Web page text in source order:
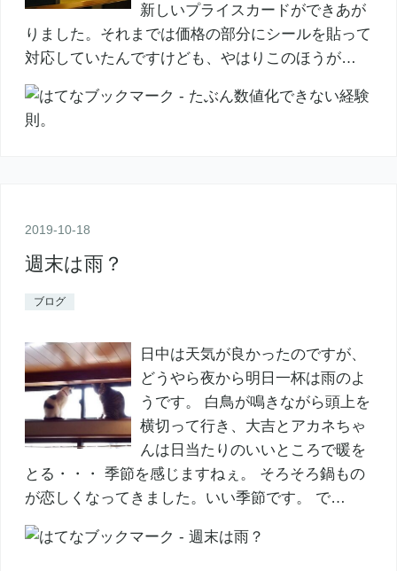
新しいプライスカードができあが
りました。それまでは価格の部分にシールを貼って
対応していたんですけども、やはりこのほうが…
2019-10-18
週末は雨？
ブログ
日中は天気が良かったのですが、
どうやら夜から明日一杯は雨のよ
うです。 白鳥が鳴きながら頭上を
横切って行き、大吉とアカネちゃ
んは日当たりのいいところで暖を
とる・・・ 季節を感じますねぇ。 そろそろ鍋もの
が恋しくなってきました。いい季節です。 で…